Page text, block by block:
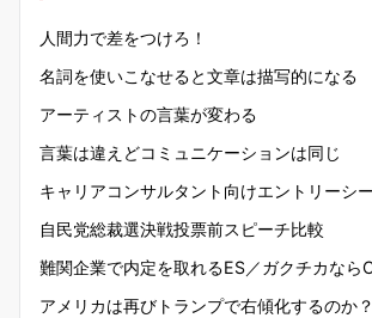
人間力で差をつけろ！
名詞を使いこなせると文章は描写的になる
アーティストの言葉が変わる
言葉は違えどコミュニケーションは同じ
キャリアコンサルタント向けエントリーシ
自民党総裁選決戦投票前スピーチ比較
難関企業で内定を取れるES／ガクチカなら
アメリカは再びトランプで右傾化するのか？